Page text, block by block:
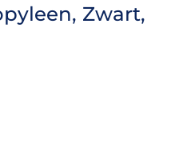
Zwart,